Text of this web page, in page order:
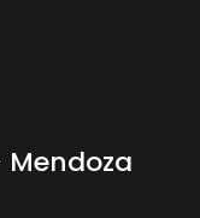
Mendoza